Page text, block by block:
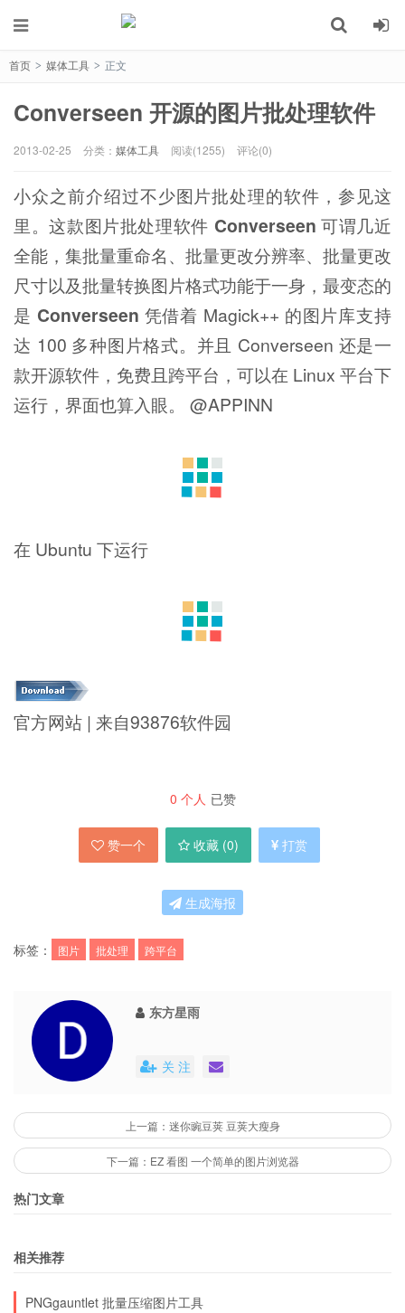
首页 > 媒体工具 > 正文
Converseen 开源的图片批处理软件
2013-02-25 分类： 媒体工具 阅读(1255) 评论(0)
小众之前介绍过不少图片批处理的软件，参见这
里。这款图片批处理软件 Converseen 可谓几近
全能，集批量重命名、批量更改分辨率、批量更改
尺寸以及批量转换图片格式功能于一身，最变态的
是 Converseen 凭借着 Magick++ 的图片库支持
达 100 多种图片格式。并且 Converseen 还是一
款开源软件，免费且跨平台，可以在 Linux 平台下
运行，界面也算入眼。 @APPINN
在 Ubuntu 下运行
官方网站 | 来自93876软件园
0 个人 已赞
赞一个 收藏 (0) 打赏
生成海报
标签： 图片 批处理 跨平台
东方星雨
关 注
上一篇：迷你豌豆荚 豆荚大瘦身
下一篇：EZ 看图 一个简单的图片浏览器
热门文章
相关推荐
PNGgauntlet 批量压缩图片工具